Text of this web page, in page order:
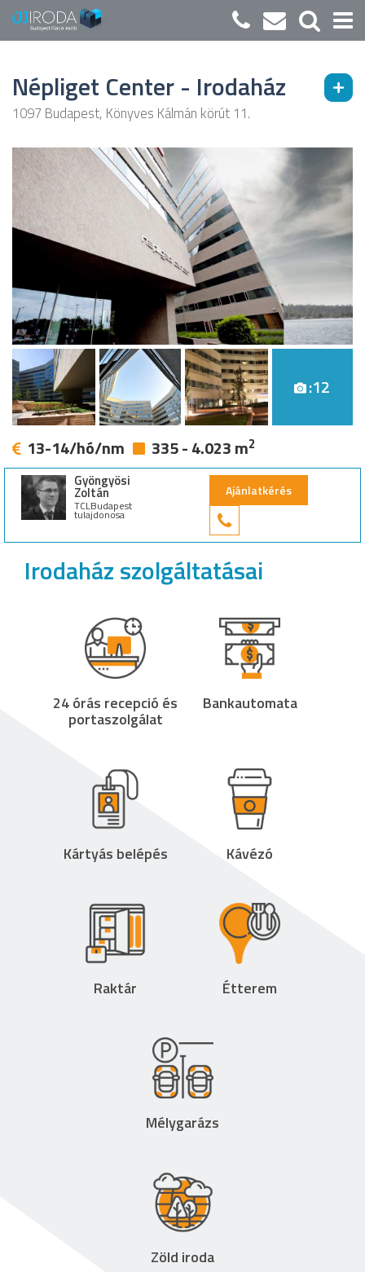
Népliget Center - Irodaház
1097 Budapest, Könyves Kálmán körút 11.
:12
13-14/hó/nm 335 - 4.023 m2
Gyöngyösi
Zoltán
TCLBudapest
tulajdonosa
Ajánlatkérés
Irodaház szolgáltatásai
24 órás recepció és
portaszolgálat
Bankautomata
Kártyás belépés Kávézó
Raktár Étterem
Mélygarázs
Zöld iroda